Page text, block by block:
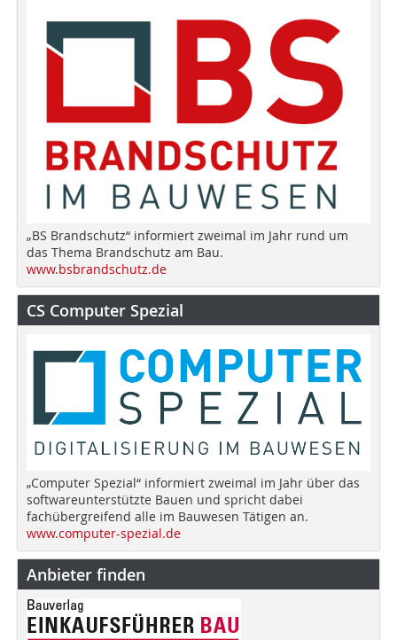
„BS Brandschutz“ informiert zweimal im Jahr rund um
das Thema Brandschutz am Bau.
www.bsbrandschutz.de
CS Computer Spezial
„Computer Spezial“ informiert zweimal im Jahr über das
softwareunterstützte Bauen und spricht dabei
fachübergreifend alle im Bauwesen Tätigen an.
www.computer-spezial.de
Anbieter finden